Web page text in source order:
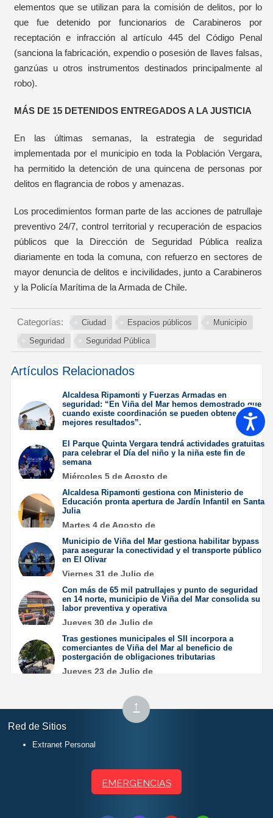
elementos que se utilizan para la comisión de delitos, por lo
que fue detenido por funcionarios de Carabineros por
receptación e infracción al artículo 445 del Código Penal
(sanciona la fabricación, expendio o posesión de llaves falsas,
ganzúas u otros instrumentos destinados principalmente al
robo).
MÁS DE 15 DETENIDOS ENTREGADOS A LA JUSTICIA
En las últimas semanas, la estrategia de seguridad
implementada por el municipio en toda la Población Vergara,
ha permitido la detención de una quincena de personas por
delitos en flagrancia de robos y amenazas.
Los procedimientos forman parte de las acciones de patrullaje
preventivo 24/7, control territorial y recuperación de espacios
públicos que la Dirección de Seguridad Pública realiza
diariamente en toda la comuna, con refuerzo en sectores de
mayor denuncia de delitos e incivilidades, junto a Carabineros
y la Policía Marítima de la Armada de Chile.
Categorías: Ciudad Espacios públicos
Municipio
Seguridad
Seguridad Pública
Artículos Relacionados
Alcaldesa Ripamonti y Fuerzas Armadas en
seguridad: “En Viña del Mar hemos demostrado que
cuando existe coordinación se pueden obtener
mejores resultados”.
2026
El Parque Quinta Vergara tendrá actividades gratuitas
para celebrar el Día del niño y la niña este fin de
semana
Miércoles 5 de Agosto de
Alcaldesa Ripamonti gestiona con Ministerio de
Educación pronta apertura de Jardín Infantil en Santa
Julia
Martes 4 de Agosto de
Municipio de Viña del Mar gestiona habilitar bypass
para asegurar la conectividad y el transporte público
en El Olivar
Viernes 31 de Julio de
Con más de 65 mil patrullajes y punto de seguridad
en 14 norte, municipio de Viña del Mar consolida su
labor preventiva y operativa
Jueves 30 de Julio de
Tras gestiones municipales el SII incorpora a
comerciantes de Viña del Mar al beneficio de
postergación de obligaciones tributarias
Jueves 23 de Julio de
↑ Subir
al
Red de Sitios
Extranet Personal
EMERGENCIAS